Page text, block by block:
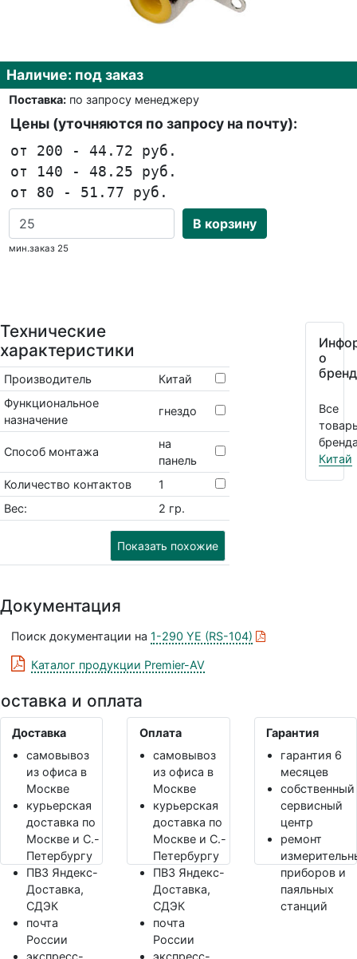
Наличие: под заказ
Поставка:по запросу менеджеру
Цены (уточняются по запросу на почту):
от 200 - 44.72 руб.
от 140 - 48.25 руб.
от 80 - 51.77 руб.
В корзину
мин.заказ 25
Технические
характеристики
Производитель
Китай
Функциональное
назначение
гнездо
Способ монтажа
на
панель
Количество контактов
1
Вес:
2 гр.
Показать похожие
о
Все
Китай
Документация
Поиск документации на1-290 YE (RS-104)
Каталог продукции Premier-AV
и оплата
Доставка
самовывоз
из офиса в
Москве
курьерская
доставка по
Москве и С.-
Петербургу
ПВЗ Яндекс-
Доставка,
СДЭК
почта
России
экспресс-
Оплата
самовывоз
из офиса в
Москве
курьерская
доставка по
Москве и С.-
Петербургу
ПВЗ Яндекс-
Доставка,
СДЭК
почта
России
экспресс-
Гарантия
гарантия 6
месяцев
собственный
сервисный
центр
ремонт
приборов и
паяльных
станций